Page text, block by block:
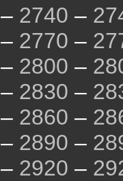
– 2740 –
– 2770 –
– 2800 –
– 2830 –
– 2860 –
– 2890 –
– 2920 –